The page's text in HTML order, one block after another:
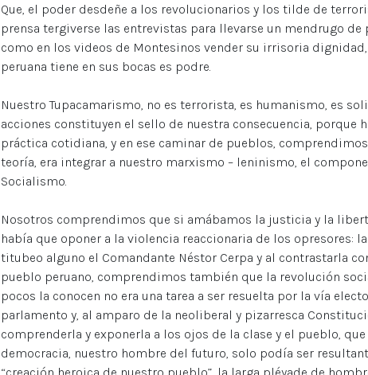
Que, el poder desdeñe a los revolucionarios y los tilde de
prensa tergiverse las entrevistas para llevarse un mendrugo
como en los videos de Montesinos vender su irrisoria
peruana tiene en sus bocas es podre.
Nuestro Tupacamarismo, no es terrorista, es humanismo, es
acciones constituyen el sello de nuestra consecuencia, porque
práctica cotidiana, y en ese caminar de pueblos,
teoría, era integrar a nuestro marxismo – leninismo, el
Socialismo.
Nosotros comprendimos que si amábamos la justicia y la
había que oponer a la violencia reaccionaria de los opresores:
titubeo alguno el Comandante Néstor Cerpa y al contrastarla
pueblo peruano, comprendimos también que la revolución
pocos la conocen no era una tarea a ser resuelta por la vía
parlamento y, al amparo de la neoliberal y pizarresca
comprenderla y exponerla a los ojos de la clase y el pueblo,
democracia, nuestro hombre del futuro, solo podía ser